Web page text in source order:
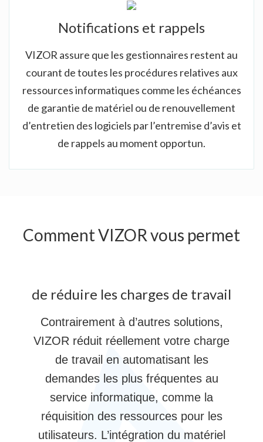
Notifications et rappels
VIZOR assure que les gestionnaires restent au
courant de toutes les procédures relatives aux
ressources informatiques comme les échéances
de garantie de matériel ou de renouvellement
d’entretien des logiciels par l’entremise d’avis et
de rappels au moment opportun.
Comment VIZOR vous permet
de réduire les charges de travail
Contrairement à d’autres solutions,
VIZOR réduit réellement votre charge
de travail en automatisant les
demandes les plus fréquentes au
service informatique, comme la
réquisition des ressources pour les
utilisateurs. L’intégration du matériel